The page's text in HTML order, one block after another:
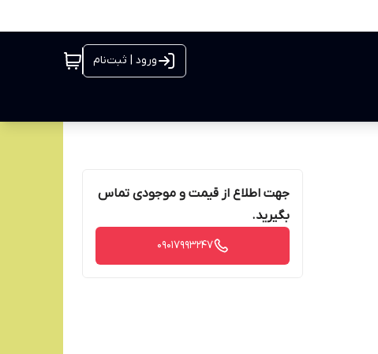
ورود | ثبت‌نام
جهت اطلاع از قیمت و موجودی تماس
بگیرید.
09017993247